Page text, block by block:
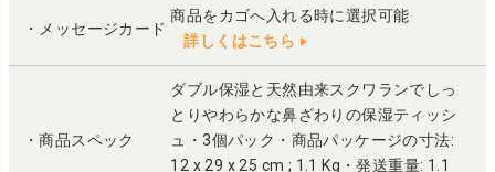
・メッセージカード
商品をカゴへ入れる時に選択可能
詳しくはこちら
・商品スペック
ダブル保湿と天然由来スクワランでしっ
とりやわらかな鼻ざわりの保湿ティッシ
ュ・3個パック・商品パッケージの寸法:
12 x 29 x 25 cm ; 1.1 Kg・発送重量: 1.1